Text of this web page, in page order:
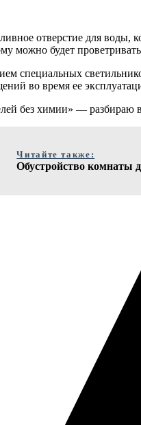
отверстие для
можно будет
специальных
во время ее
без химии» — разбираю
Читайте также:
Обустройство комнаты